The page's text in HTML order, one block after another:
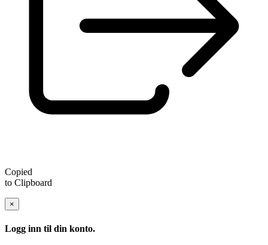
Copied
to Clipboard
×
Logg inn til din konto.